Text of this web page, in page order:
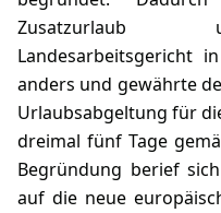
Zusatzurlaub
Landesarbeitsgericht
anders und gewährte
Urlaubsabgeltung für
dreimal fünf Tage
Begründung berief
auf die neue